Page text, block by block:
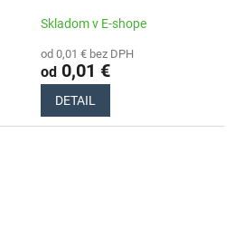
Skladom v E-shope
od 0,01 € bez DPH
od 0,01 €
DETAIL